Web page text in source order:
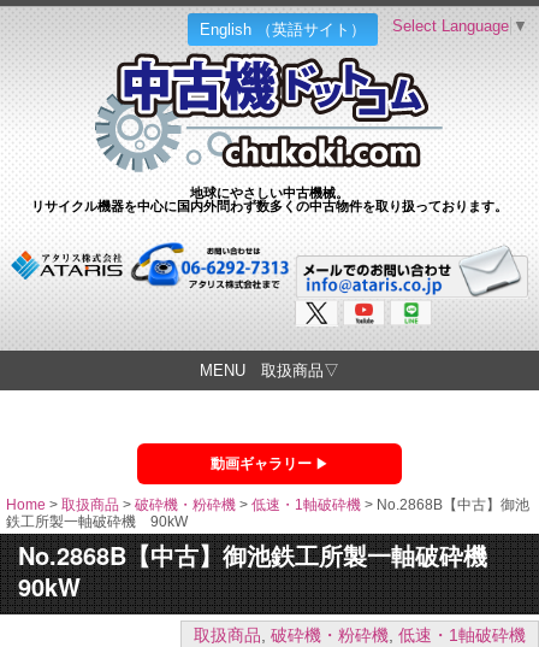
English （英語サイト）
地球にやさしい中古機械。
リサイクル機器を中心に国内外問わず数多くの中古物件を取り扱っております。
Select Language ▼
MENU 取扱商品▽
動画ギャラリー
Home > 取扱商品 > 破砕機・粉砕機 > 低速・1軸破砕機 > No.2868B【中古】御池
鉄工所製一軸破砕機 90kW
No.2868B【中古】御池鉄工所製一軸破砕機
90kW
取扱商品, 破砕機・粉砕機, 低速・1軸破砕機